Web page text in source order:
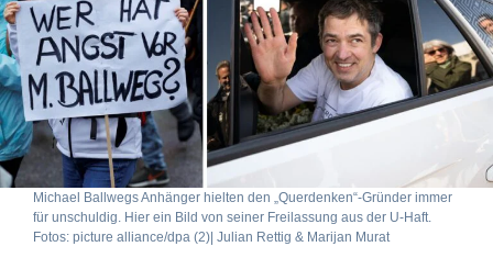
Michael Ballwegs Anhänger hielten den „Querdenken“-Gründer immer
für unschuldig. Hier ein Bild von seiner Freilassung aus der U-Haft.
Fotos: picture alliance/dpa (2)| Julian Rettig & Marijan Murat